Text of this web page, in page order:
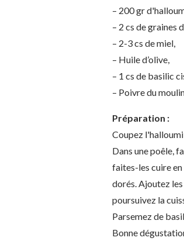
– 200 gr
– 2 cs de graines
– 2-3 cs de miel,
– Huile d’olive,
– 1 cs de basilic
– Poivre du
Préparation :
Coupez
Dans une poêle,
faites-les cuire
dorés. Ajoutez
poursuivez la
Parsemez de
Bonne